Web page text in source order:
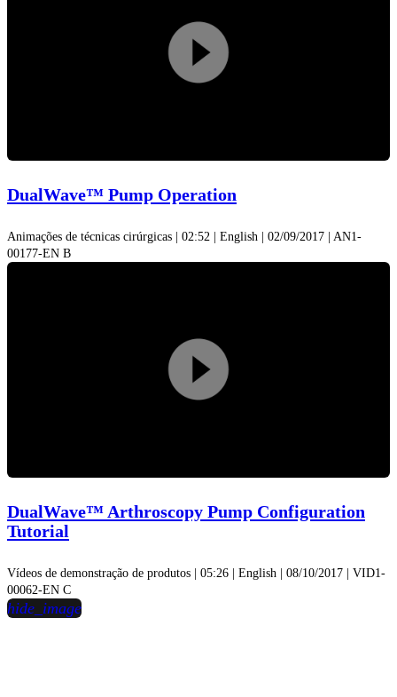
vídeo
DualWave™ Pump Operation
Animações de técnicas cirúrgicas | 02:52 | English | 02/09/2017 | AN1-
00177-EN B
vídeo
DualWave™ Arthroscopy Pump Configuration
Tutorial
Vídeos de demonstração de produtos | 05:26 | English | 08/10/2017 | VID1-
00062-EN C
hide_image